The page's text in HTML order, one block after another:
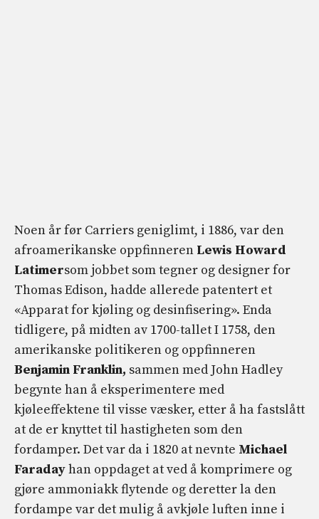
Noen år før Carriers geniglimt, i 1886, var den
afroamerikanske oppfinneren Lewis Howard
Latimersom jobbet som tegner og designer for
Thomas Edison, hadde allerede patentert et
«Apparat for kjøling og desinfisering». Enda
tidligere, på midten av 1700-tallet I 1758, den
amerikanske politikeren og oppfinneren
Benjamin Franklin, sammen med John Hadley
begynte han å eksperimentere med
kjøleeffektene til visse væsker, etter å ha fastslått
at de er knyttet til hastigheten som den
fordamper. Det var da i 1820 at nevnte Michael
Faradayhan oppdaget at ved å komprimere og
gjøre ammoniakk flytende og deretter la den
fordampe var det mulig å avkjøle luften inne i